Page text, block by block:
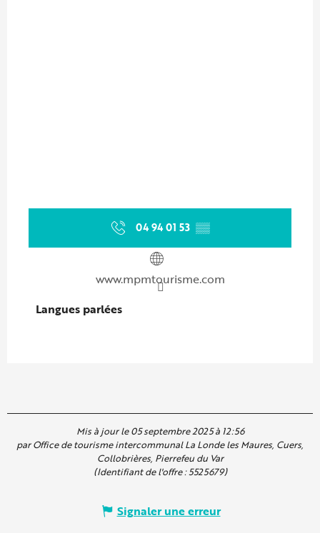
04 94 01 53 ▒▒
www.mpmtourisme.com
Langues parlées
Langues parlées
Mis à jour le 05 septembre 2025 à 12:56
par Office de tourisme intercommunal La Londe les Maures, Cuers,
Collobrières, Pierrefeu du Var
(Identifiant de l'offre :5525679)
Signaler une erreur